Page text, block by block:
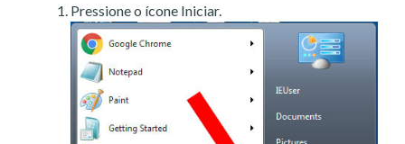
Pressione o ícone Iniciar.